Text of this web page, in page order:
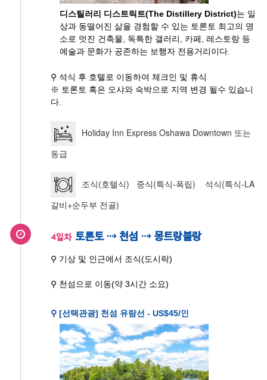
디스틸러리 디스트릭트(The Distillery District)는 일
상과 동떨어진 삶을 경험할 수 있는 토론토 최고의 명
소로 멋진 건축물, 독특한 갤러리, 카페, 레스토랑 등
예술과 문화가 공존하는 보행자 전용거리이다.
⚲ 석식 후 호텔로 이동하여 체크인 및 휴식
※ 토론토 혹은 오샤와 숙박으로 지역 변경 될수 있습니
다.
Holiday Inn Express Oshawa Downtown 또는
동급
조식(호텔식) 중식(특식-폭립) 석식(특식-LA
갈비+순두부 전골)
4일차 토론토 ⇢ 천섬 ⇢ 몽트랑블랑
⚲ 기상 및 인근에서 조식(도시락)
⚲ 천섬으로 이동(약 3시간 소요)
⚲ [선택관광] 천섬 유람선 - US$45/인